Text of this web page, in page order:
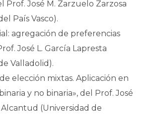
Prof. José M. Zarzuelo Zarzosa
País Vasco).
agregación de preferencias
José L. García Lapresta
Valladolid).
elección mixtas. Aplicación en
y no binaria», del Prof. José
(Universidad de